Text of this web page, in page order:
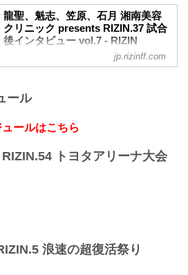
スダリオ やっと試合できて。いい結果で
終われて、ホッとしています。
——試合後には笑顔も見られました。安
心しました気持ちが...
と思う」
中原由貴 試合後インタビュー / 湘南美容
クリニック presents RIZIN.37
——試合後の率直な感想をお聞かせいた
中原 関選手カッコいいなと、男として尊
敬します。タフすぎますね、あれは。
7月31日（日）さいたまスーパーアリーナ
にて開催された湘南美容クリニック
presents RIZIN.37の出場選手たちの試合
後インタビューを公開！
ヴガール・ケラモフ「本当に良い試合を
/ 湘南美容クリニック presents RIZIN.37
——試合後の率直な感想をお聞かせいた
ケラモフ 皆さんこんにちは。とてもいい
龍聖、魁志、笠原、石月 湘南美容
クリニック presents RIZIN.37 試合
後インタビュー vol.7 - RIZIN
FIGHTING FEDERATION オフィシ
ャルサイト
にて開催された湘南美容クリニック
後インタビューを公開！
龍聖「もっと練習して強くなってまたこ
の舞台に戻って来れたら」
龍聖 試合後インタビュー / 湘南美容クリ
——その点では、試合前に「圧勝してボ
jp.rizinff.com
ール
ールはこちら
RIZIN.54 トヨタアリーナ大会
浪速の超復活祭り